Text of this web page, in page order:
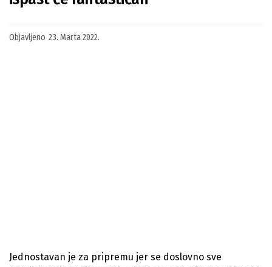
Objavljeno 23. Marta 2022.
Jednostavan je za pripremu jer se doslovno sve